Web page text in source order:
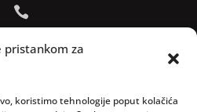
pristankom za
koristimo tehnologije poput kolačića

91 501 4218